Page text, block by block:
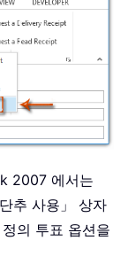
2007 에서는
추 사용」 상자
의 투표 옵션을